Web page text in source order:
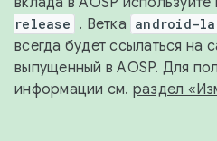
release . Ветка android-
всегда будет ссылаться на
выпущенный в AOSP. Для
информации см. раздел